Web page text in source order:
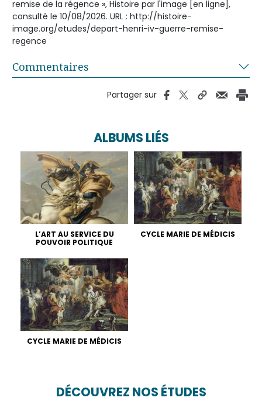
remise de la régence », Histoire par l'image [en ligne],
consulté le 10/08/2026. URL : http://histoire-
image.org/etudes/depart-henri-iv-guerre-remise-
regence
Commentaires
Partager sur
ALBUMS LIÉS
L’ART AU SERVICE DU
POUVOIR POLITIQUE
CYCLE MARIE DE MÉDICIS
CYCLE MARIE DE MÉDICIS
DÉCOUVREZ NOS ÉTUDES